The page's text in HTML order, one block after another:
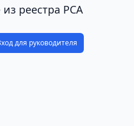
реестра РСА
для руководителя